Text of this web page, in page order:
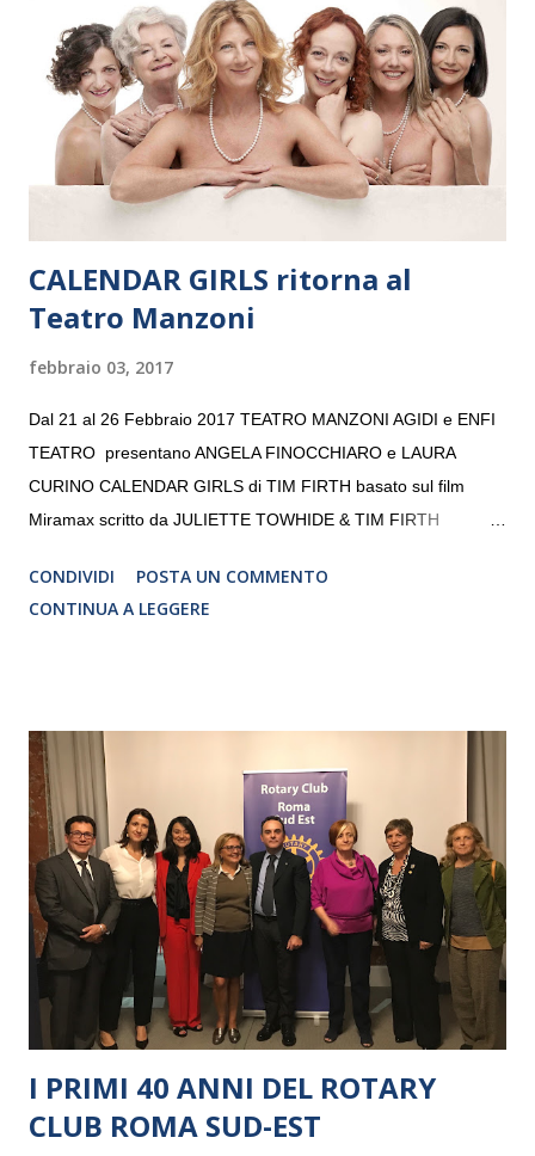
“Settembre dell’Accademia” dove si esibirà per il secondo anno
consecutivo. Il pubblico milanese avrà il piacere di applaudire i
giovani artisti della Baltic Sea Youth Philharmonic per la quarta
volta. L’orchestra, fondata nel 2008 da Kristjan Järvi (affiancato
da un prestigioso consiglio di consulent...
CALENDAR GIRLS ritorna al
Teatro Manzoni
febbraio 03, 2017
Dal 21 al 26 Febbraio 2017 TEATRO MANZONI AGIDI e ENFI
TEATRO presentano ANGELA FINOCCHIARO e LAURA
CURINO CALENDAR GIRLS di TIM FIRTH basato sul film
Miramax scritto da JULIETTE TOWHIDE & TIM FIRTH
CRISTINA PEZZOLI
CONDIVIDI
POSTA UN COMMENTO
CONTINUA A LEGGERE
I PRIMI 40 ANNI DEL ROTARY
CLUB ROMA SUD-EST